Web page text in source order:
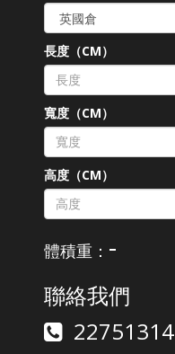
長度（CM）
寬度（CM）
高度（CM）
體積重： -
聯絡我們
22751314